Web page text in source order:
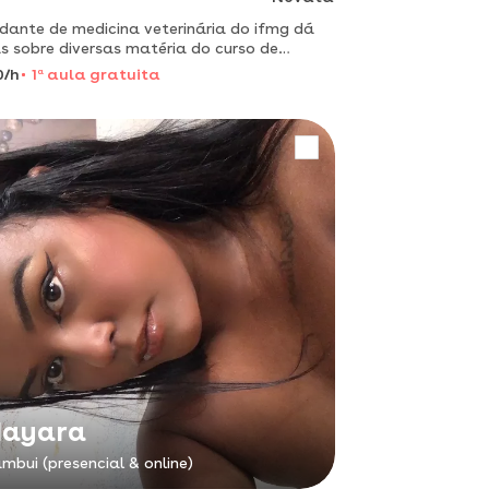
de medicina veterinária do ifmg dá
sobre diversas matéria do curso de
h 1 aaula gratuita
(presencial & online)